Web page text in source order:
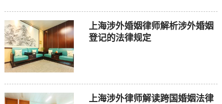
上海涉外婚姻律师解析涉外婚姻
登记的法律规定
上海涉外律师解读跨国婚姻法律